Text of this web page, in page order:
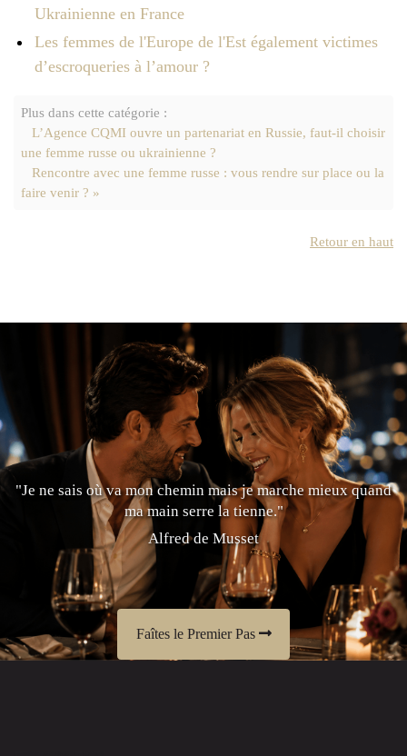
Ukrainienne en France
Les femmes de l'Europe de l'Est également victimes
d’escroqueries à l’amour ?
Plus dans cette catégorie :
L’Agence CQMI ouvre un partenariat en Russie, faut-il choisir
une femme russe ou ukrainienne ?
Rencontre avec une femme russe : vous rendre sur place ou la
faire venir ? »
Retour en haut
"Je ne sais où va mon chemin mais je marche mieux quand
ma main serre la tienne."
Alfred de Musset
Faîtes le Premier Pas